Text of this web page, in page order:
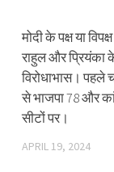
मोदी के पक्ष या
राहुल और प्रियंका
विरोधाभास। पहले
से भाजपा 78 और
सीटों पर।
APRIL 19, 2024